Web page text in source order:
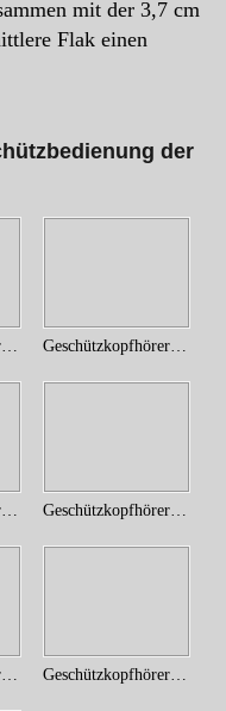
mit der 3,7 cm
Flak einen
der
Geschützkopfhörer (3) Geschützkopfhörer (4)
Geschützkopfhörer (6) Geschützkopfhörer (7)
Geschützkopfhörer (9) Geschützkopfhörer (11)